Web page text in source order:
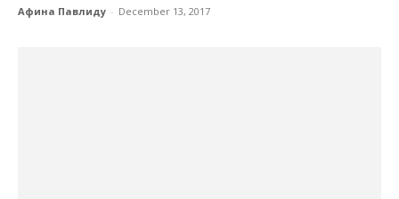
Афина Павлиду - December 13, 2017